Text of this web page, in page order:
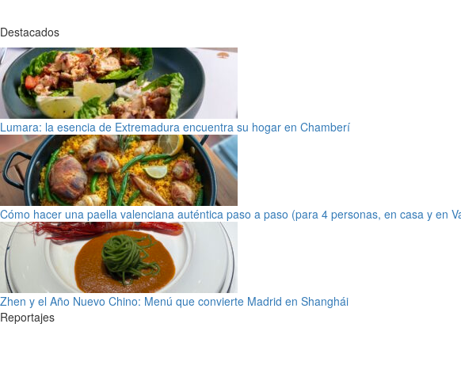
Destacados
Lumara: la esencia de Extremadura encuentra su hogar en Chamberí
Cómo hacer una paella valenciana auténtica paso a paso (para 4 personas, en casa y en
Zhen y el Año Nuevo Chino: Menú que convierte Madrid en Shanghái
Reportajes